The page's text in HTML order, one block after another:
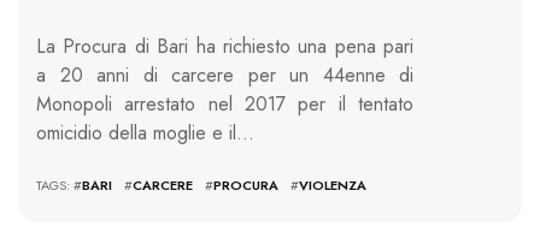
La Procura di Bari ha richiesto una pena pari
a 20 anni di carcere per un 44enne di
Monopoli arrestato nel 2017 per il tentato
omicidio della moglie e il…
TAGS: #BARI #CARCERE #PROCURA #VIOLENZA